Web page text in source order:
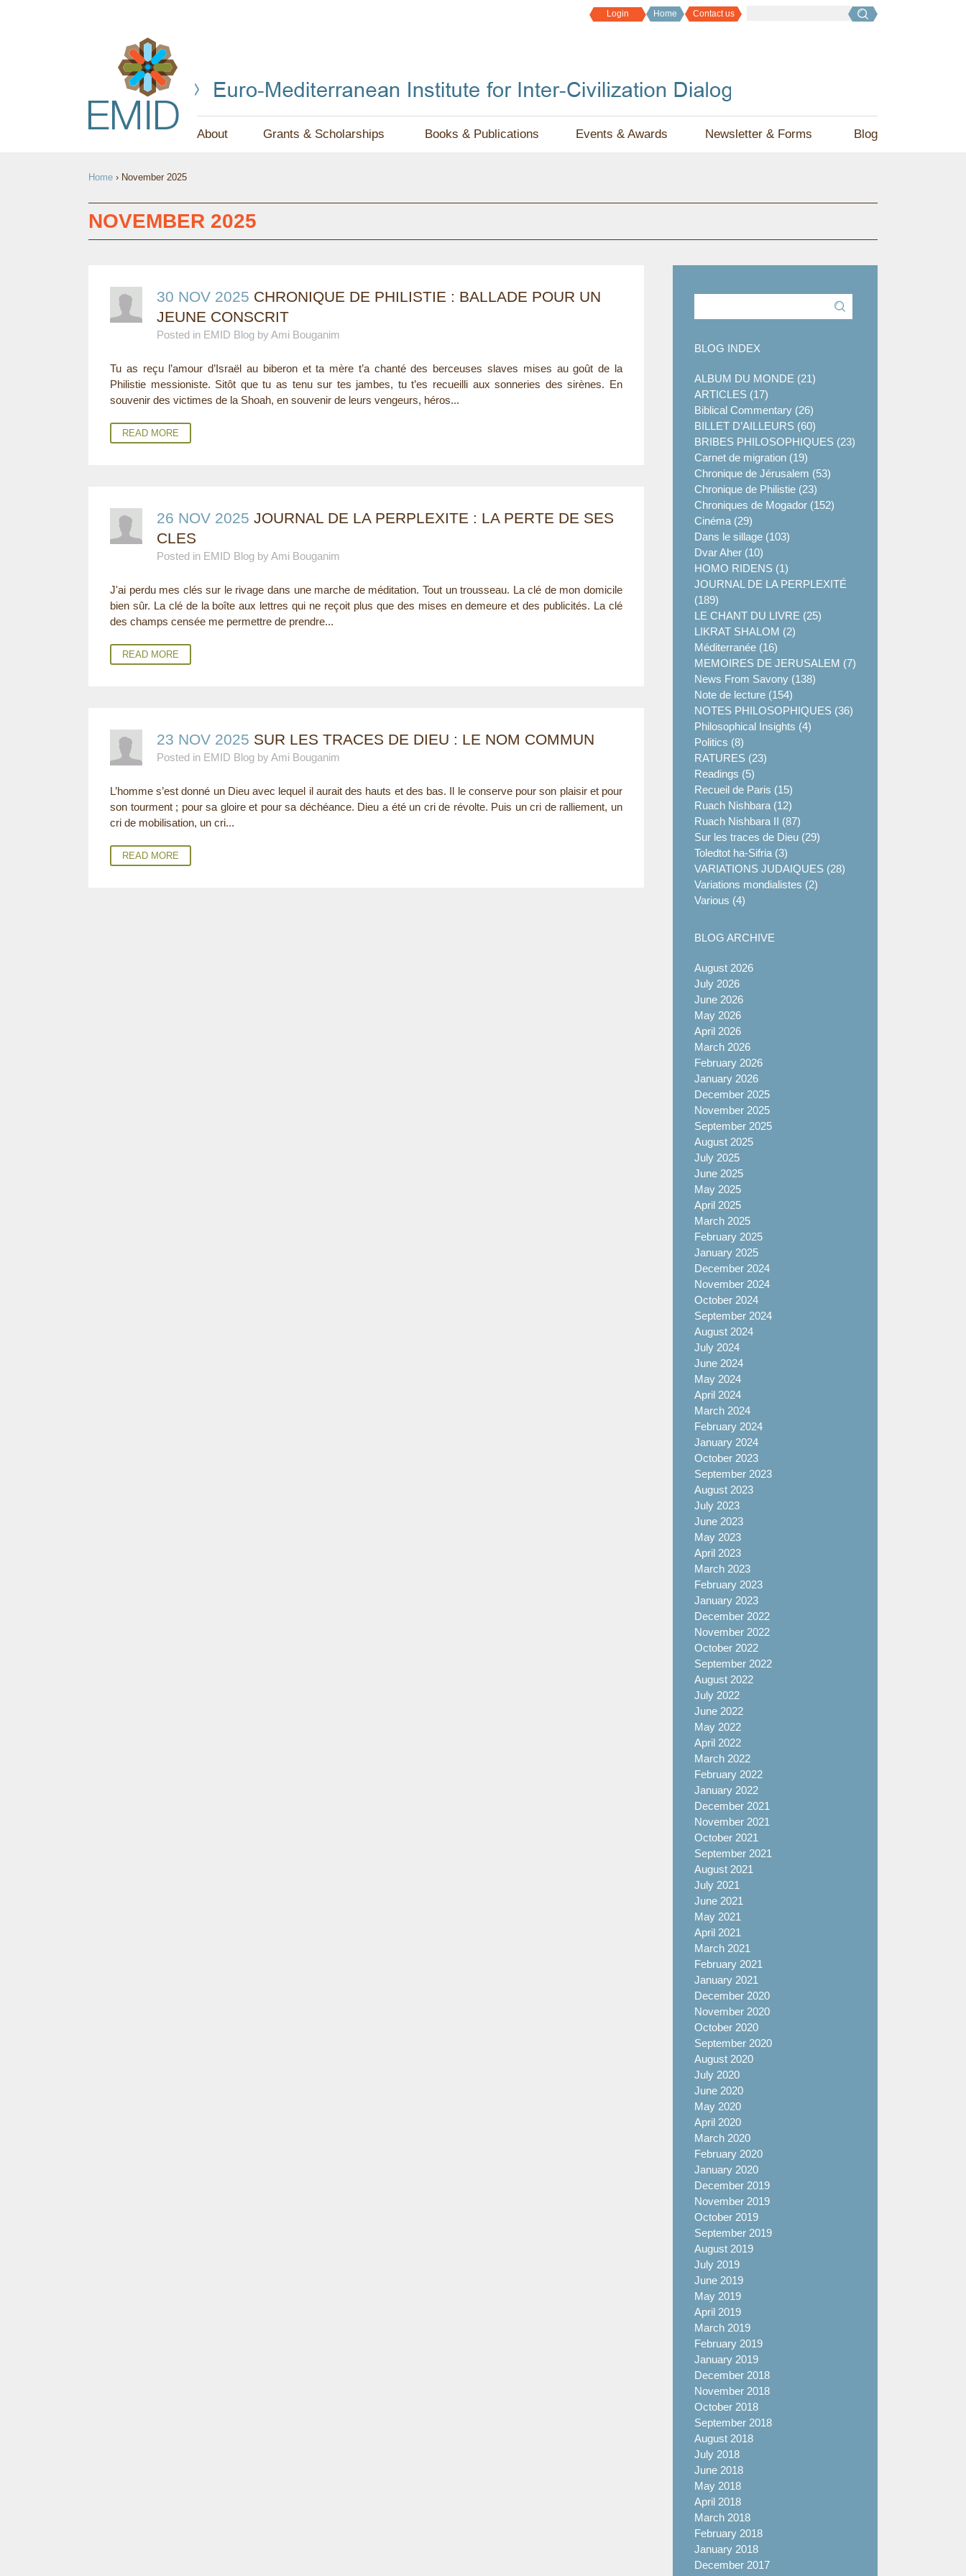
Contact us
Home
Login
About Grants & Scholarships Books & Publications Events & Awards Newsletter & Forms Blog
U
A
Home › November 2025
NOVEMBER 2025
BLOG INDEX
ALBUM DU MONDE (21)
ARTICLES (17)
Biblical Commentary (26)
BILLET D’AILLEURS (60)
BRIBES PHILOSOPHIQUES (23)
Carnet de migration (19)
Chronique de Jérusalem (53)
Chronique de Philistie (23)
Chroniques de Mogador (152)
Cinéma (29)
Dans le sillage (103)
Dvar Aher (10)
HOMO RIDENS (1)
JOURNAL DE LA PERPLEXITÉ
(189)
LE CHANT DU LIVRE (25)
LIKRAT SHALOM (2)
Méditerranée (16)
MEMOIRES DE JERUSALEM (7)
News From Savony (138)
Note de lecture (154)
NOTES PHILOSOPHIQUES (36)
Philosophical Insights (4)
Politics (8)
RATURES (23)
Readings (5)
Recueil de Paris (15)
Ruach Nishbara (12)
Ruach Nishbara II (87)
Sur les traces de Dieu (29)
Toledtot ha-Sifria (3)
VARIATIONS JUDAIQUES (28)
Variations mondialistes (2)
Various (4)
BLOG ARCHIVE
August 2026
July 2026
June 2026
May 2026
April 2026
March 2026
February 2026
January 2026
December 2025
November 2025
September 2025
August 2025
July 2025
June 2025
May 2025
April 2025
March 2025
February 2025
January 2025
December 2024
November 2024
October 2024
September 2024
August 2024
July 2024
June 2024
May 2024
April 2024
March 2024
February 2024
January 2024
October 2023
September 2023
August 2023
July 2023
June 2023
May 2023
April 2023
March 2023
February 2023
January 2023
December 2022
November 2022
October 2022
September 2022
August 2022
July 2022
June 2022
May 2022
April 2022
March 2022
February 2022
January 2022
December 2021
November 2021
October 2021
September 2021
August 2021
July 2021
June 2021
May 2021
April 2021
March 2021
February 2021
January 2021
December 2020
November 2020
October 2020
September 2020
August 2020
July 2020
June 2020
May 2020
April 2020
March 2020
February 2020
January 2020
December 2019
November 2019
October 2019
September 2019
August 2019
July 2019
June 2019
May 2019
April 2019
March 2019
February 2019
January 2019
December 2018
November 2018
October 2018
September 2018
August 2018
July 2018
June 2018
May 2018
April 2018
March 2018
February 2018
January 2018
December 2017
30 NOV 2025 CHRONIQUE DE PHILISTIE : BALLADE POUR UN
JEUNE CONSCRIT
Posted in EMID Blog by Ami Bouganim
Tu as reçu l’amour d’Israël au biberon et ta mère t’a chanté des berceuses slaves mises au goût de la
Philistie messioniste. Sitôt que tu as tenu sur tes jambes, tu t’es recueilli aux sonneries des sirènes. En
souvenir des victimes de la Shoah, en souvenir de leurs vengeurs, héros...
READ MORE
26 NOV 2025 JOURNAL DE LA PERPLEXITE : LA PERTE DE SES
CLES
Posted in EMID Blog by Ami Bouganim
J'ai perdu mes clés sur le rivage dans une marche de méditation. Tout un trousseau. La clé de mon domicile
bien sûr. La clé de la boîte aux lettres qui ne reçoit plus que des mises en demeure et des publicités. La clé
des champs censée me permettre de prendre...
READ MORE
23 NOV 2025 SUR LES TRACES DE DIEU : LE NOM COMMUN
Posted in EMID Blog by Ami Bouganim
L’homme s’est donné un Dieu avec lequel il aurait des hauts et des bas. Il le conserve pour son plaisir et pour
son tourment ; pour sa gloire et pour sa déchéance. Dieu a été un cri de révolte. Puis un cri de ralliement, un
cri de mobilisation, un cri...
READ MORE